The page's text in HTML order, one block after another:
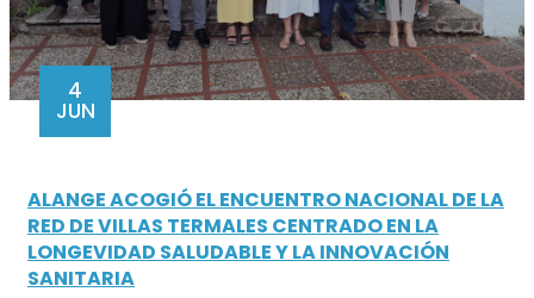
4
JUN
ALANGE ACOGIÓ EL ENCUENTRO NACIONAL DE LA
RED DE VILLAS TERMALES CENTRADO EN LA
LONGEVIDAD SALUDABLE Y LA INNOVACIÓN
SANITARIA